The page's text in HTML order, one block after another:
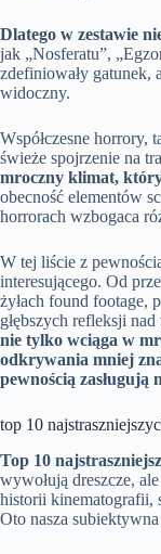
Dlatego w zestawie
jak „Nosferatu”,
zdefiniowały gatunek,
widoczny.
Współczesne horrory,
świeże spojrzenie na
mroczny klimat,
obecność elementów
horrorach wzbogaca
W tej liście z
interesującego. Od
żyłach found footage,
głębszych refleksji
nie tylko wciąga w
odkrywania mniej
pewnością zasługują
top 10
Top 10
wywołują dreszcze,
historii kinematografii,
Oto nasza